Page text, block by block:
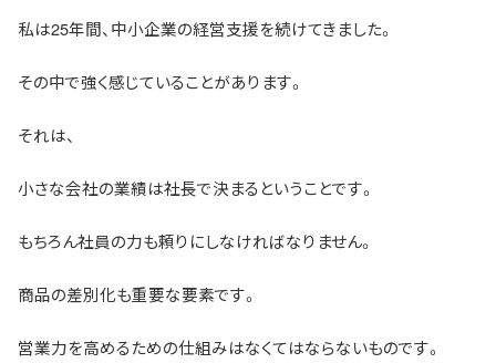
私は25年間、中小企業の経営支援を続けてきました。
その中で強く感じていることがあります。
それは、
小さな会社の業績は社長で決まるということです。
もちろん社員の力も頼りにしなければなりません。
商品の差別化も重要な要素です。
営業力を高めるための仕組みはなくてはならないものです。